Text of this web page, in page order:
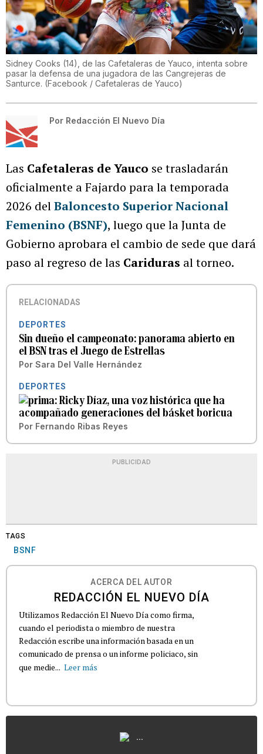
Sidney Cooks (14), de las Cafetaleras de Yauco, intenta sobre
pasar la defensa de una jugadora de las Cangrejeras de
Santurce. (Facebook / Cafetaleras de Yauco)
Por Redacción El Nuevo Día
Las Cafetaleras de Yauco se trasladarán
oficialmente a Fajardo para la temporada
2026 delBaloncesto Superior Nacional
Femenino (BSNF), luego que la Junta de
Gobierno aprobara el cambio de sede que dará
paso al regreso de las Cariduras al torneo.
RELACIONADAS
DEPORTES
Sin dueño el campeonato: panorama abierto en
el BSN tras el Juego de Estrellas
Por Sara Del Valle Hernández
DEPORTES
Ricky Díaz, una voz histórica que ha
acompañado generaciones del básket boricua
Por Fernando Ribas Reyes
PUBLICIDAD
TAGS
BSNF
ACERCA DEL AUTOR
REDACCIÓN EL NUEVO DÍA
Utilizamos Redacción El Nuevo Día como firma,
cuando el periodista o miembro de nuestra
Redacción escribe una información basada en un
comunicado de prensa o un informe policiaco, sin
que medie... Leer más
...